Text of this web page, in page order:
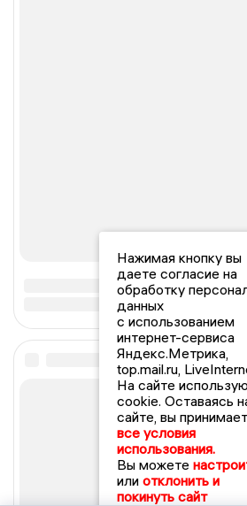
Нажимая кнопку вы
даете согласие на
обработку
данных
с использованием
интернет-сервиса
Яндекс.Метрика,
top.mail.ru,
На сайте
cookie. Оставаясь
сайте, вы
все условия
использования.
Вы можете
или отклонить и
покинуть сайт